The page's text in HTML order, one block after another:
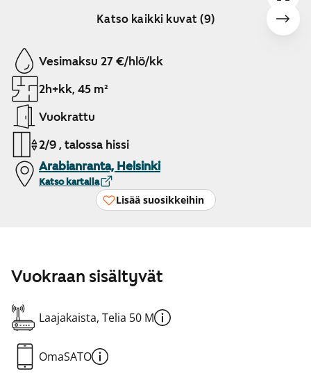
Katso kaikki kuvat (9)
Näytetään dia 1 / 9
Vesimaksu 27 €/hlö/kk
2h+kk, 45 m²
Vuokrattu
2/9 , talossa hissi
Arabianranta, Helsinki
Katso kartalla
Lisää suosikkeihin
Vuokraan sisältyvät
Laajakaista, Telia 50 M
OmaSATO